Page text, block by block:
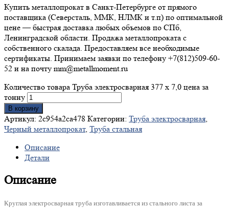
Купить металлопрокат в Санкт-Петербурге от прямого
поставщика (Северсталь, ММК, НЛМК и т.п) по оптимальной
цене — быстрая доставка любых объемов по СПб,
Ленинградской области. Продажа металлопроката с
собственного скалада. Предоставляем все необходимые
сертификаты. Принимаем заявки по телефону +7(812)509-60-
52 и на почту mm@metallmoment.ru
Количество товара Труба электросварная 377 х 7,0 цена за
тонну
В корзину
Артикул: 2c954a2ca478 Категории: Труба электросварная,
Черный металлопрокат, Труба стальная
Описание
Детали
Описание
Круглая электросварная труба изготавливается из стального листа за